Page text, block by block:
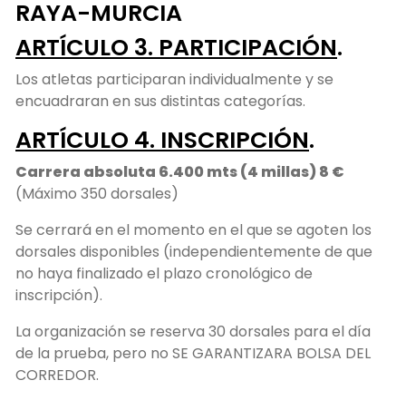
RAYA-MURCIA
ARTÍCULO 3. PARTICIPACIÓN.
Los atletas participaran individualmente y se
encuadraran en sus distintas categorías.
ARTÍCULO 4. INSCRIPCIÓN.
Carrera absoluta 6.400 mts (4 millas) 8 €
(Máximo 350 dorsales)
Se cerrará en el momento en el que se agoten los
dorsales disponibles (independientemente de que
no haya finalizado el plazo cronológico de
inscripción).
La organización se reserva 30 dorsales para el día
de la prueba, pero no SE GARANTIZARA BOLSA DEL
CORREDOR.